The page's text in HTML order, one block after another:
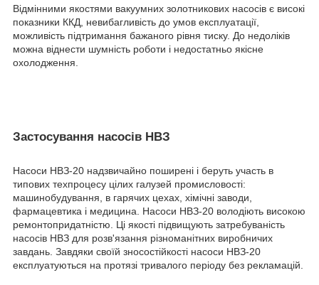
Відмінними якостями вакуумних золотникових насосів є високі
показники ККД, невибагливість до умов експлуатації,
можливість підтримання бажаного рівня тиску. До недоліків
можна віднести шумність роботи і недостатньо якісне
охолодження.
Застосування насосів НВЗ
Насоси НВЗ-20 надзвичайно поширені і беруть участь в
типових техпроцесу цілих галузей промисловості:
машинобудування, в гарячих цехах, хімічні заводи,
фармацевтика і медицина. Насоси НВЗ-20 володіють високою
ремонтопридатністю. Ці якості підвищують затребуваність
насосів НВЗ для розв'язання різноманітних виробничих
завдань. Завдяки своїй зносостійкості насоси НВЗ-20
експлуатуються на протязі тривалого періоду без рекламацій.